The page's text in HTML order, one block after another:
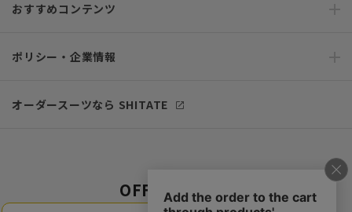
おすすめコンテンツ
ポリシー・企業情報
オーダースーツなら SHITATE
OFFICIAL SNS